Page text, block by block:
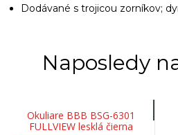
Dodávané s trojicou zorníkov;
Naposledy
Okuliare BBB BSG-6301
FULLVIEW lesklá čierna